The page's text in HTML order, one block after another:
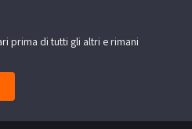
prima di tutti gli altri e rimani